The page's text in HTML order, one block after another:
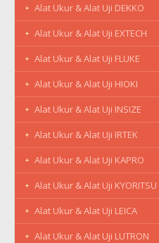
Alat Ukur & Alat Uji DEKKO
Alat Ukur & Alat Uji EXTECH
Alat Ukur & Alat Uji FLUKE
Alat Ukur & Alat Uji HIOKI
Alat Ukur & Alat Uji INSIZE
Alat Ukur & Alat Uji IRTEK
Alat Ukur & Alat Uji KAPRO
Alat Ukur & Alat Uji KYORITSU
Alat Ukur & Alat Uji LEICA
Alat Ukur & Alat Uji LUTRON